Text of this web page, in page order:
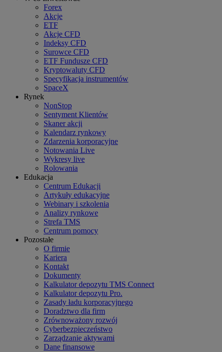
Forex
Akcje
ETF
Akcje CFD
Indeksy CFD
Surowce CFD
ETF Fundusze CFD
Kryptowaluty CFD
Specyfikacja instrumentów
SpaceX
Rynek
NonStop
Sentyment Klientów
Skaner akcji
Kalendarz rynkowy
Zdarzenia korporacyjne
Notowania Live
Wykresy live
Rolowania
Edukacja
Centrum Edukacji
Artykuły edukacyjne
Webinary i szkolenia
Analizy rynkowe
Strefa TMS
Centrum pomocy
Pozostałe
O firmie
Kariera
Kontakt
Dokumenty
Kalkulator depozytu TMS Connect
Kalkulator depozytu Pro.
Zasady ładu korporacyjnego
Doradztwo dla firm
Zrównoważony rozwój
Cyberbezpieczeństwo
Zarządzanie aktywami
Dane finansowe